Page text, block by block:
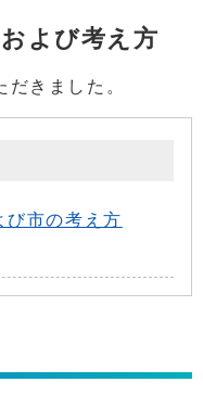
よび考え方
きました。
び市の考え方